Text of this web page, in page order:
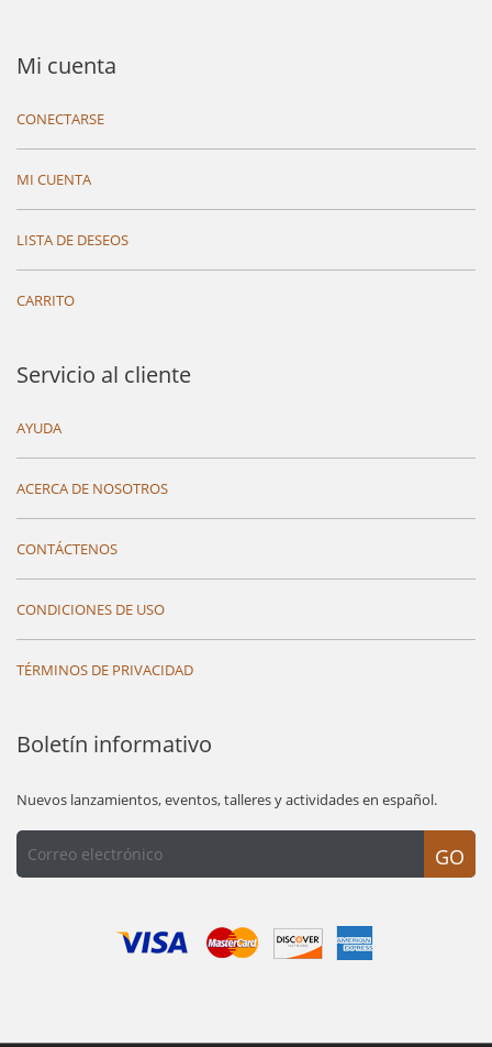
Mi cuenta
CONECTARSE
MI CUENTA
LISTA DE DESEOS
CARRITO
Servicio al cliente
AYUDA
ACERCA DE NOSOTROS
CONTÁCTENOS
CONDICIONES DE USO
TÉRMINOS DE PRIVACIDAD
Boletín informativo
Nuevos lanzamientos, eventos, talleres y actividades en español.
GO